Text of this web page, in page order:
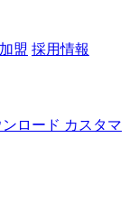
盟 採用情報
ロード カスタマ